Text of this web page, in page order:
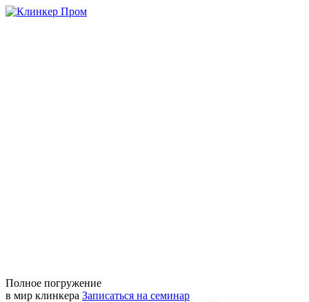
Полное погружение
в мир клинкера Записаться на семинар